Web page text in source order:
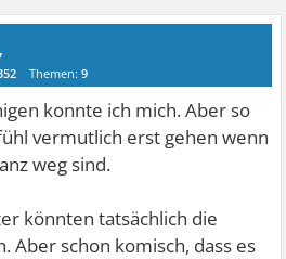
Themen:9
konnte ich mich. Aber so
vermutlich erst gehen wenn
weg sind.
könnten tatsächlich die
Aber schon komisch, dass es